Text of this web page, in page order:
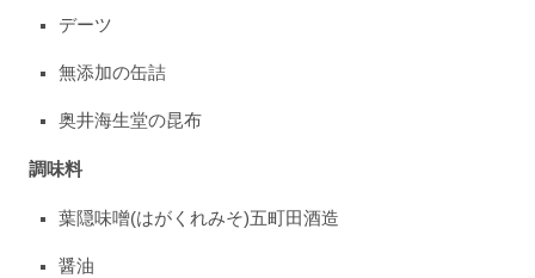
デーツ
無添加の缶詰
奥井海生堂の昆布
調味料
葉隠味噌(はがくれみそ)五町田酒造
醤油